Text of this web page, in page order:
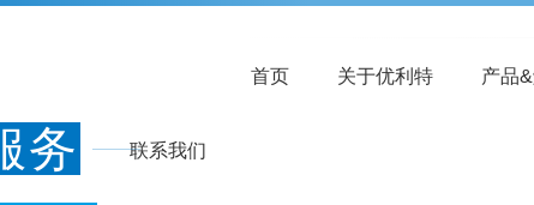
首页 关于优利特 产品
务
务网点 联系我们